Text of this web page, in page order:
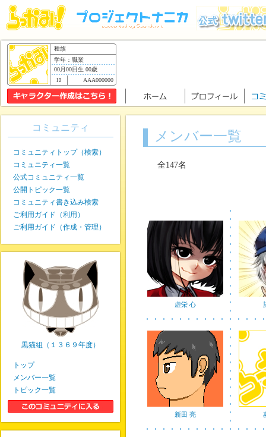
種族
学年：職業
00月00日生 00歳
AAA000000
メンバー一覧
全147名
虚栄 心
新田 亮
コミュニティ
コミュニティトップ（検索）
コミュニティ一覧
公式コミュニティ一覧
公開トピック一覧
コミュニティ書き込み検索
ご利用ガイド（利用）
ご利用ガイド（作成・管理）
黒猫組（１３６９年度）
トップ
メンバー一覧
トピック一覧